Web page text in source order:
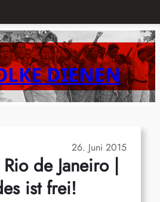
DIENEN
26. Juni 2015
de Janeiro |
ist frei!